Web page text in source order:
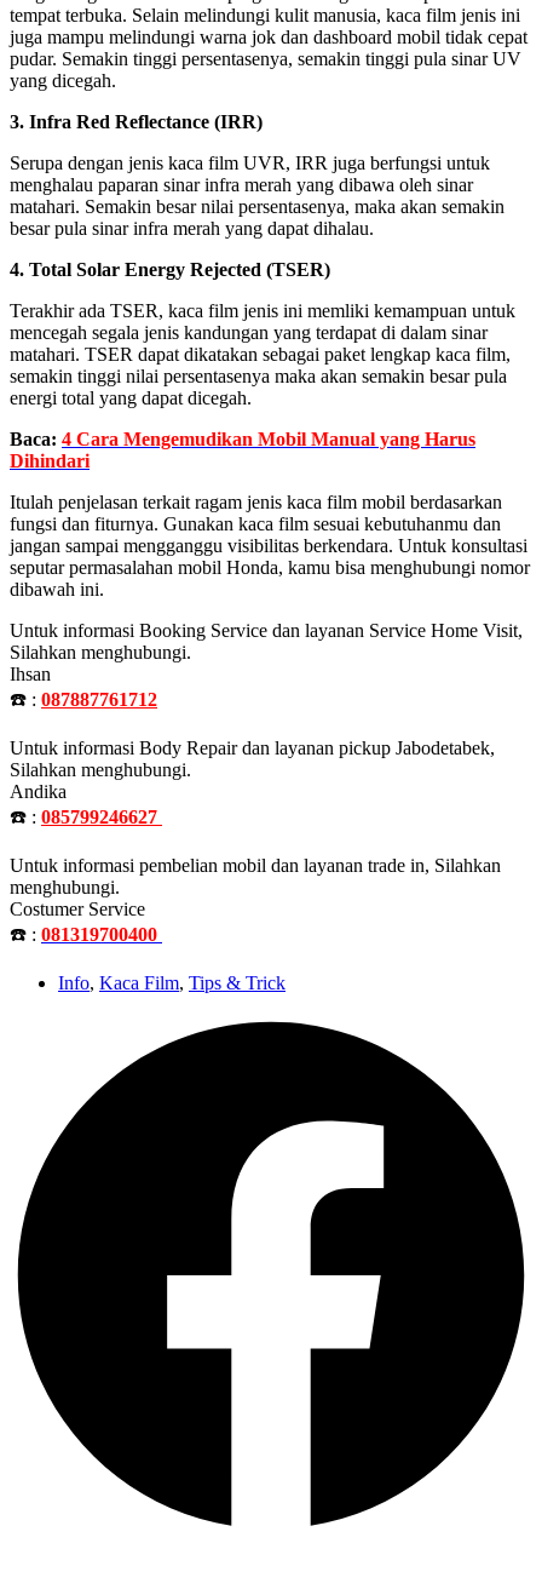
tempat terbuka. Selain melindungi kulit manusia, kaca film jenis ini
juga mampu melindungi warna jok dan dashboard mobil tidak cepat
pudar. Semakin tinggi persentasenya, semakin tinggi pula sinar UV
yang dicegah.
3. Infra Red Reflectance (IRR)
Serupa dengan jenis kaca film UVR, IRR juga berfungsi untuk
menghalau paparan sinar infra merah yang dibawa oleh sinar
matahari. Semakin besar nilai persentasenya, maka akan semakin
besar pula sinar infra merah yang dapat dihalau.
4. Total Solar Energy Rejected (TSER)
Terakhir ada TSER, kaca film jenis ini memliki kemampuan untuk
mencegah segala jenis kandungan yang terdapat di dalam sinar
matahari. TSER dapat dikatakan sebagai paket lengkap kaca film,
semakin tinggi nilai persentasenya maka akan semakin besar pula
energi total yang dapat dicegah.
Baca: 4 Cara Mengemudikan Mobil Manual yang Harus
Dihindari
Itulah penjelasan terkait ragam jenis kaca film mobil berdasarkan
fungsi dan fiturnya. Gunakan kaca film sesuai kebutuhanmu dan
jangan sampai mengganggu visibilitas berkendara. Untuk konsultasi
seputar permasalahan mobil Honda, kamu bisa menghubungi nomor
dibawah ini.
Untuk informasi Booking Service dan layanan Service Home Visit,
Silahkan menghubungi.
Ihsan
☎️ : 087887761712
Untuk informasi Body Repair dan layanan pickup Jabodetabek,
Silahkan menghubungi.
Andika
☎️ : 085799246627
Untuk informasi pembelian mobil dan layanan trade in, Silahkan
menghubungi.
Costumer Service
☎️ : 081319700400
Info, Kaca Film, Tips & Trick